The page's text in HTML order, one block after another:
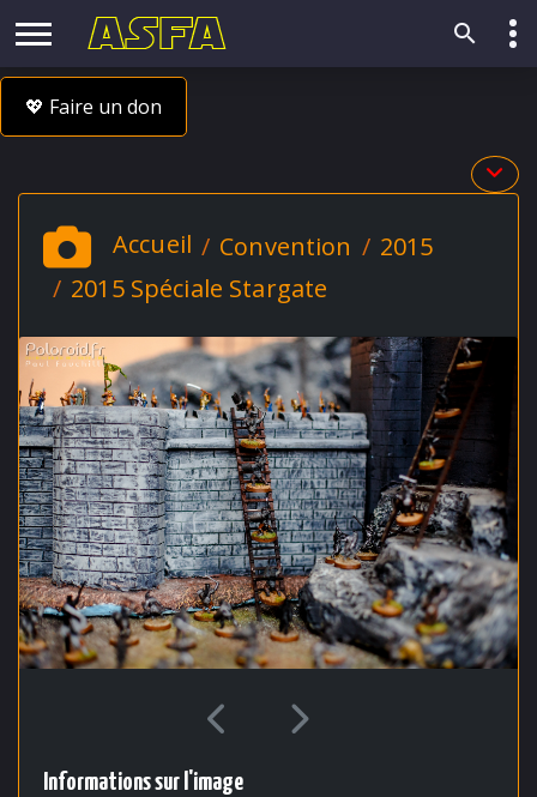
💖 Faire un don
Accueil Convention
2015
2015 Spéciale Stargate
Informations sur l'image